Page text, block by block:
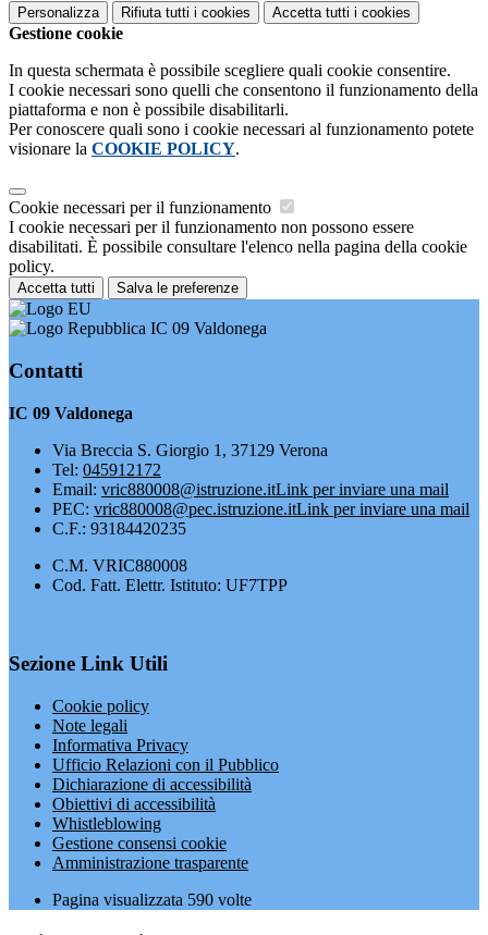
Personalizza Rifiuta tutti i cookies Accetta tutti i cookies
Gestione cookie
In questa schermata è possibile scegliere quali cookie consentire.
I cookie necessari sono quelli che consentono il funzionamento della
piattaforma e non è possibile disabilitarli.
Per conoscere quali sono i cookie necessari al funzionamento potete
visionare la COOKIE POLICY.
Cookie necessari per il funzionamento
I cookie necessari per il funzionamento non possono essere
disabilitati. È possibile consultare l'elenco nella pagina della cookie
policy.
Accetta tutti Salva le preferenze
IC 09 Valdonega
Contatti
IC 09 Valdonega
Via Breccia S. Giorgio 1, 37129 Verona
Tel: 045912172
Email: vric880008@istruzione.itLink per inviare una mail
PEC: vric880008@pec.istruzione.itLink per inviare una mail
C.F.: 93184420235
C.M. VRIC880008
Cod. Fatt. Elettr. Istituto: UF7TPP
Sezione Link Utili
Cookie policy
Note legali
Informativa Privacy
Ufficio Relazioni con il Pubblico
Dichiarazione di accessibilità
Obiettivi di accessibilità
Whistleblowing
Gestione consensi cookie
Amministrazione trasparente
Pagina visualizzata 590 volte